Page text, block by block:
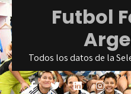
Skip
to
content
Futbol
Todos los datos de la